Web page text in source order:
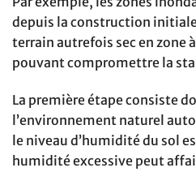
depuis la construction
terrain autrefois sec en zone
pouvant compromettre la
La première étape consiste
l’environnement naturel
le niveau d’humidité du sol
humidité excessive peut